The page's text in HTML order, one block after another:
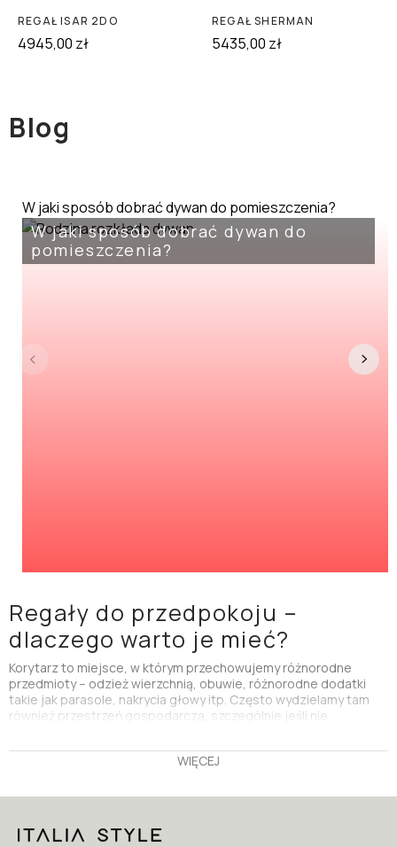
REGAŁ ISAR 2DO
4945,00 zł
REGAŁ SHERMAN
5435,00 zł
Blog
W jaki sposób dobrać dywan do pomieszczenia?
W jaki sposób dobrać dywan do
pomieszczenia?
Regały do przedpokoju –
dlaczego warto je mieć?
Korytarz to miejsce, w którym przechowujemy różnorodne
przedmioty – odzież wierzchnią, obuwie, różnorodne dodatki
takie jak parasole, nakrycia głowy itp. Często wydzielamy tam
również przestrzeń gospodarczą, szczególnie jeśli nie
zaopatrzyć się w solidne, pojemne meble do przechowywania.
regały do przedpokoju
wytrzymałe i bardzo stabilne. Duża ilość półek pozwala na
szafy w przedpokoju.
WIĘCEJ